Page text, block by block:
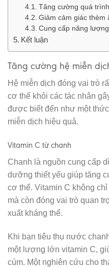
Tăng cường quá
Giảm cảm giác thèm
Cung cấp năng
Kết luận
Tăng cường hệ miễn
Hệ miễn dịch đóng vai trò
cơ thể khỏi các tác nhân
được biết đến như một
miễn dịch hiệu quả.
Vitamin C từ chanh
Chanh là nguồn cung cấp
dưỡng thiết yếu giúp tăng
cơ thể. Vitamin C không
mà còn đóng vai trò quan
xuất kháng thể.
Khi bạn tiêu thụ nước
một lượng lớn vitamin C,
cúm. Một nghiên cứu cho